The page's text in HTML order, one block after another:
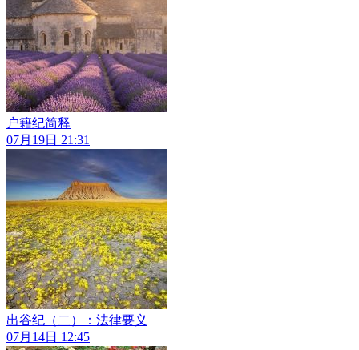
户籍纪简释
07月19日 21:31
出谷纪（二）：法律要义
07月14日 12:45